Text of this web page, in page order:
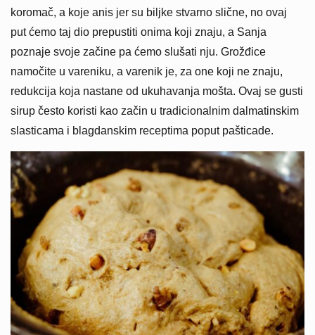
koromač, a koje anis jer su biljke stvarno slične, no ovaj
put ćemo taj dio prepustiti onima koji znaju, a Sanja
poznaje svoje začine pa ćemo slušati nju. Grožđice
namočite u vareniku, a varenik je, za one koji ne znaju,
redukcija koja nastane od ukuhavanja mošta. Ovaj se gusti
sirup često koristi kao začin u tradicionalnim dalmatinskim
slasticama i blagdanskim receptima poput pašticade.